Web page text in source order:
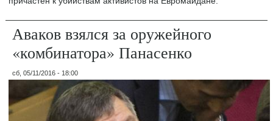
Аваков взялся за оружейного
«комбинатора» Панасенко
сб, 05/11/2016 - 18:00